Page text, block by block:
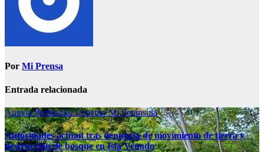
Por Mi Prensa
Entrada relacionada
Antena PeninsularLepantoMi Península
Autoridades actúan tras denuncia de movimiento de tierra y
destrucción de bosque en Isla Venado